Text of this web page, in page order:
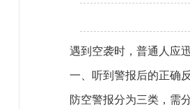
遇到空袭时，普通人应
一、听到警报后的正确
防空警报分为三类，需